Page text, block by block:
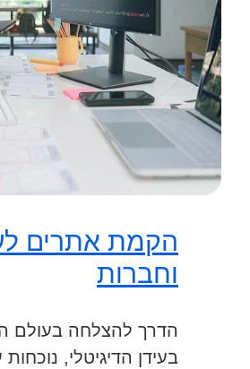
הקמת אתרים
וחברות
הדרך להצלחה בעולם
בעידן הדיגיטלי,